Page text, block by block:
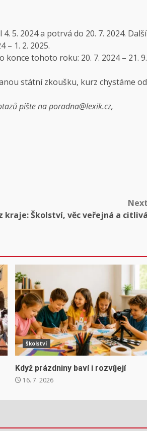
5. 2024 a potrvá do 20. 7. 2024. Další
– 1. 2. 2025.
konce tohoto roku: 20. 7. 2024 – 21. 9.
státní zkoušku, kurz chystáme od
pište na poradna@lexik.cz,
kraje: Školství, věc veřejná a
Školství
Když prázdniny baví i rozvíjejí
16. 7. 2026